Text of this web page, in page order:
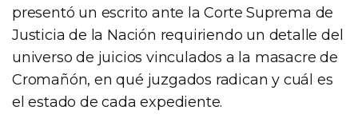
presentó un escrito ante la Corte Suprema de
Justicia de la Nación requiriendo un detalle del
universo de juicios vinculados a la masacre de
Cromañón, en qué juzgados radican y cuál es
el estado de cada expediente.